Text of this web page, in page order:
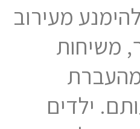
מעירוב
משיחות
ילדים